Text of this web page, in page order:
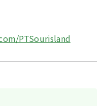
PTSourisland